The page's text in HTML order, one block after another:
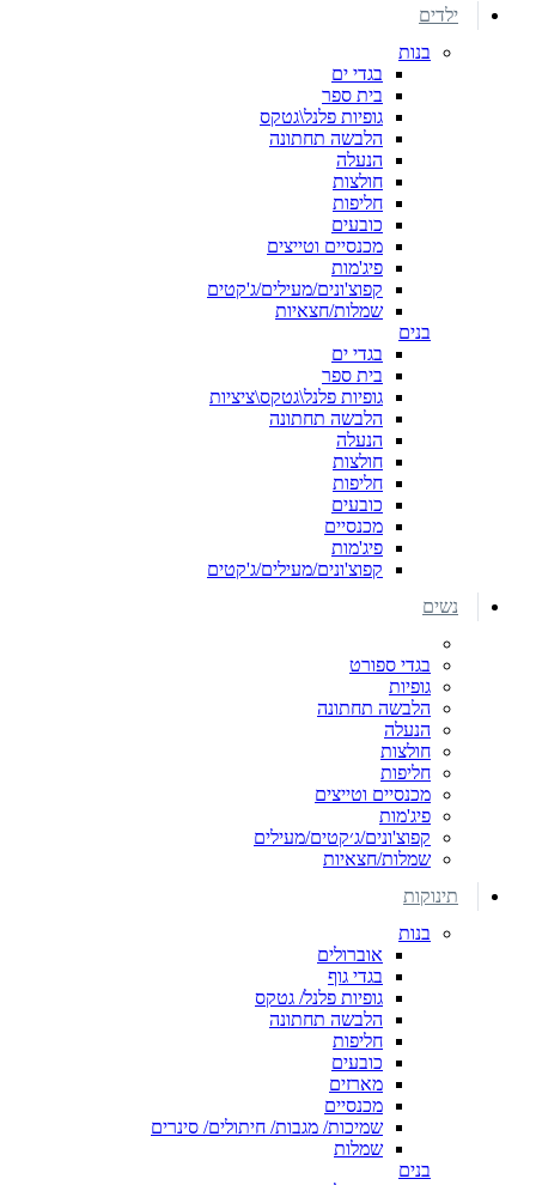
ילדים
בנות
בגדי ים
בית ספר
גופיות פלנל\גטקס
הלבשה תחתונה
הנעלה
חולצות
חליפות
כובעים
מכנסיים וטייצים
פיג'מות
קפוצ'ונים/מעילים/ג'קטים
שמלות/חצאיות
בנים
בגדי ים
בית ספר
גופיות פלנל\גטקס\ציציות
הלבשה תחתונה
הנעלה
חולצות
חליפות
כובעים
מכנסיים
פיג'מות
קפוצ'ונים/מעילים/ג'קטים
נשים
בגדי ספורט
גופיות
הלבשה תחתונה
הנעלה
חולצות
חליפות
מכנסיים וטייצים
פיג'מות
קפוצ'ונים/ג׳קטים/מעילים
שמלות/חצאיות
תינוקות
בנות
אוברולים
בגדי גוף
גופיות פלנל/ גטקס
הלבשה תחתונה
חליפות
כובעים
מארזים
מכנסיים
שמיכות/ מגבות/ חיתולים/ סינרים
שמלות
בנים